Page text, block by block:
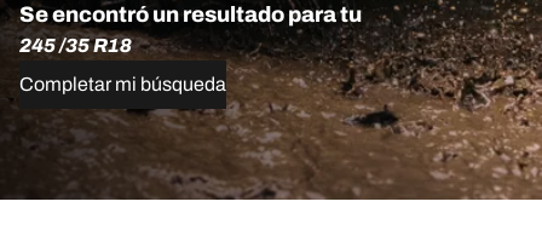
Se encontró un resultado para tu
245 /35 R18
Completar mi búsqueda